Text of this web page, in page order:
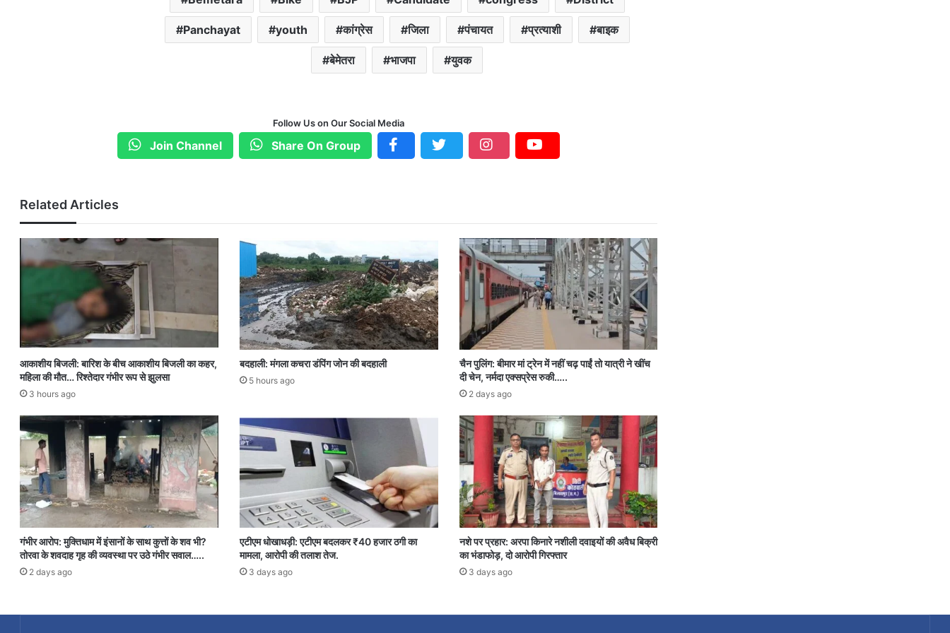
Panchayat youth कांग्रेस जिला पंचायत प्रत्याशी बाइक
बेमेतरा भाजपा युवक
Follow Us on Our Social Media
Join Channel Share On Group
Related Articles
आकाशीय बिजली: बारिश के बीच आकाशीय बिजली का कहर,
महिला की मौत… रिश्तेदार गंभीर रूप से झुलसा
3 hours ago
बदहाली: मंगला कचरा डंपिंग जोन की बदहाली
5 hours ago
चैन पुलिंग: बीमार मां ट्रेन में नहीं चढ़ पाईं तो यात्री ने खींच
दी चेन, नर्मदा एक्सप्रेस रुकी…..
2 days ago
गंभीर आरोप: मुक्तिधाम में इंसानों के साथ कुत्तों के शव भी?
तोरवा के शवदाह गृह की व्यवस्था पर उठे गंभीर सवाल…..
2 days ago
एटीएम धोखाधड़ी: एटीएम बदलकर ₹40 हजार ठगी का
मामला, आरोपी की तलाश तेज.
3 days ago
नशे पर प्रहार: अरपा किनारे नशीली दवाइयों की अवैध बिक्री
का भंडाफोड़, दो आरोपी गिरफ्तार
3 days ago